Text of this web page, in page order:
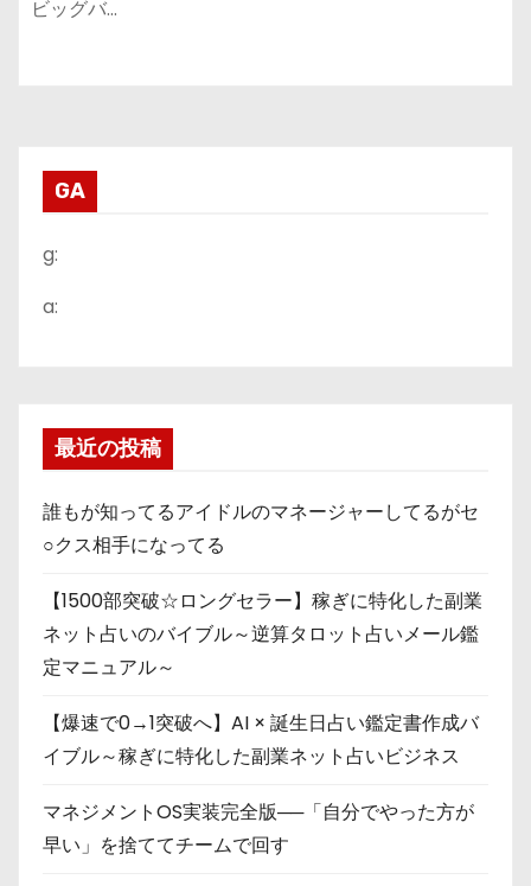
ビッグバ…
GA
g:
a:
最近の投稿
誰もが知ってるアイドルのマネージャーしてるがセ
○クス相手になってる
【1500部突破☆ロングセラー】稼ぎに特化した副業
ネット占いのバイブル～逆算タロット占いメール鑑
定マニュアル～
【爆速で0→1突破へ】AI × 誕生日占い鑑定書作成バ
イブル～稼ぎに特化した副業ネット占いビジネス
マネジメントOS実装完全版──「自分でやった方が
早い」を捨ててチームで回す